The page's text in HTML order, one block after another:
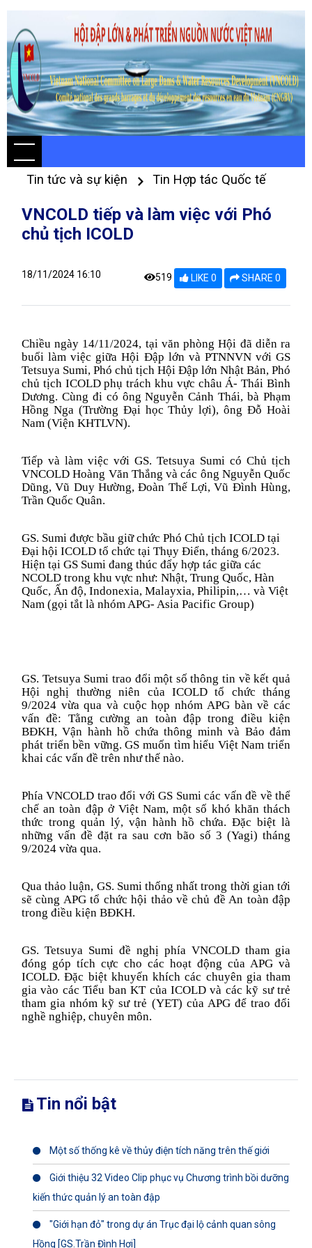
Tin tức và sự kiện Tin Hợp tác Quốc tế
VNCOLD tiếp và làm việc với Phó
chủ tịch ICOLD
18/11/2024 16:10 519 LIKE 0 SHARE 0
Chiều ngày 14/11/2024, tại văn phòng Hội đã diễn ra
buổi làm việc giữa Hội Đập lớn và PTNNVN với GS
Tetsuya Sumi, Phó chủ tịch Hội Đập lớn Nhật Bản, Phó
chủ tịch ICOLD phụ trách khu vực châu Á- Thái Bình
Dương. Cùng đi có ông Nguyễn Cảnh Thái, bà Phạm
Hồng Nga (Trường Đại học Thủy lợi), ông Đỗ Hoài
Nam (Viện KHTLVN).
Tiếp và làm việc với GS. Tetsuya Sumi có Chủ tịch
VNCOLD Hoàng Văn Thắng và các ông Nguyễn Quốc
Dũng, Vũ Duy Hường, Đoàn Thế Lợi, Vũ Đình Hùng,
Trần Quốc Quân.
GS. Sumi được bầu giữ chức Phó Chủ tịch ICOLD tại
Đại hội ICOLD tổ chức tại Thụy Điển, tháng 6/2023.
Hiện tại GS Sumi đang thúc đẩy hợp tác giữa các
NCOLD trong khu vực như: Nhật, Trung Quốc, Hàn
Quốc, Ấn độ, Indonexia, Malayxia, Philipin,… và Việt
Nam (gọi tắt là nhóm APG- Asia Pacific Group)
GS. Tetsuya Sumi trao đổi một số thông tin về kết quả
Hội nghị thường niên của ICOLD tổ chức tháng
9/2024 vừa qua và cuộc họp nhóm APG bàn về các
vấn đề: Tằng cường an toàn đập trong điều kiện
BĐKH, Vận hành hồ chứa thông minh và Bảo đảm
phát triển bền vững. GS muốn tìm hiểu Việt Nam triển
khai các vấn đề trên như thế nào.
Phía VNCOLD trao đổi với GS Sumi các vấn đề về thể
chế an toàn đập ở Việt Nam, một số khó khăn thách
thức trong quản lý, vận hành hồ chứa. Đặc biệt là
những vấn đề đặt ra sau cơn bão số 3 (Yagi) tháng
9/2024 vừa qua.
Qua thảo luận, GS. Sumi thống nhất trong thời gian tới
sẽ cùng APG tổ chức hội thảo về chủ đề An toàn đập
trong điều kiện BĐKH.
GS. Tetsuya Sumi đề nghị phía VNCOLD tham gia
đóng góp tích cực cho các hoạt động của APG và
ICOLD. Đặc biệt khuyến khích các chuyên gia tham
gia vào các Tiểu ban KT của ICOLD và các kỹ sư trẻ
tham gia nhóm kỹ sư trẻ (YET) của APG để trao đổi
nghề nghiệp, chuyên môn.
Tin nổi bật
Một số thống kê về thủy điện tích năng trên thế giới
Giới thiệu 32 Video Clip phục vụ Chương trình bồi dưỡng
kiến thức quản lý an toàn đập
"Giới hạn đỏ" trong dự án Trục đại lộ cảnh quan sông
Hồng [GS.Trần Đình Hợi]